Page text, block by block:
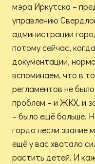
мэра Иркутска –
управлению
администрации
потому сейчас,
документации,
вспоминаем, что в
регламентов не
проблем – и ЖКХ, и
– было ещё больше.
гордо несли звание
ещё у вас хватало
растить детей. И